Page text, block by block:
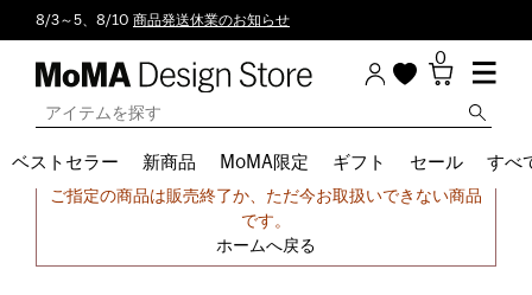
8/3～5、8/10 商品発送休業のお知らせ
0
ベストセラー 新商品 MoMA限定 ギフト セール すべ
申し訳ございません。
ご指定の商品は販売終了か、ただ今お取扱いできない商品
です。
ホームへ戻る